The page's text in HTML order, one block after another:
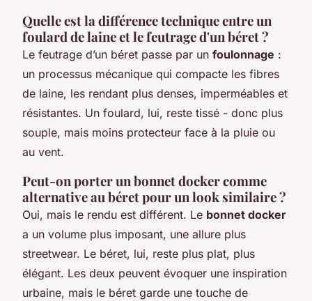
Quelle est la différence technique entre un
foulard de laine et le feutrage d'un béret ?
Le feutrage d’un béret passe par un foulonnage :
un processus mécanique qui compacte les fibres
de laine, les rendant plus denses, imperméables et
résistantes. Un foulard, lui, reste tissé - donc plus
souple, mais moins protecteur face à la pluie ou
au vent.
Peut-on porter un bonnet docker comme
alternative au béret pour un look similaire ?
Oui, mais le rendu est différent. Le bonnet docker
a un volume plus imposant, une allure plus
streetwear. Le béret, lui, reste plus plat, plus
élégant. Les deux peuvent évoquer une inspiration
urbaine, mais le béret garde une touche de